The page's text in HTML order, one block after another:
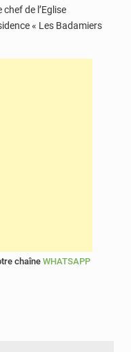
de l’Eglise
« Les Badamiers
chaîne WHATSAPP